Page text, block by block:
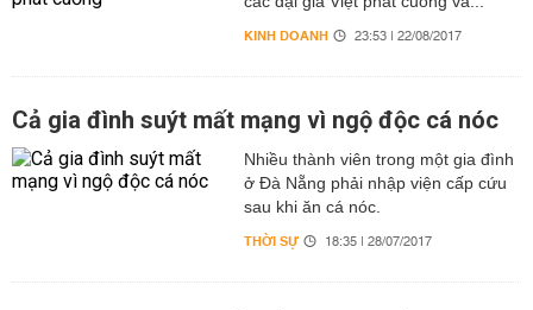
KINH DOANH 23:53 | 22/08/2017
Cả gia đình suýt mất mạng vì ngộ độc cá nóc
Nhiều thành viên trong một gia đình
ở Đà Nẵng phải nhập viện cấp cứu
sau khi ăn cá nóc.
THỜI SỰ 18:35 | 28/07/2017